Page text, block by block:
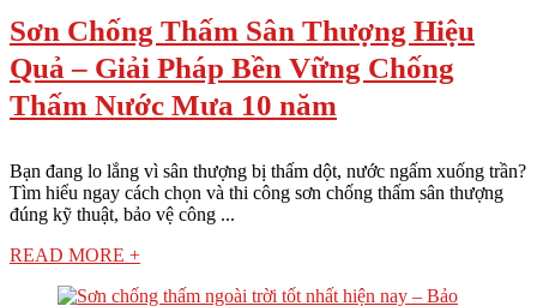
Sơn Chống Thấm Sân Thượng Hiệu
Quả – Giải Pháp Bền Vững Chống
Thấm Nước Mưa 10 năm
Bạn đang lo lắng vì sân thượng bị thấm dột, nước ngấm xuống trần?
Tìm hiểu ngay cách chọn và thi công sơn chống thấm sân thượng
đúng kỹ thuật, bảo vệ công ...
READ MORE +